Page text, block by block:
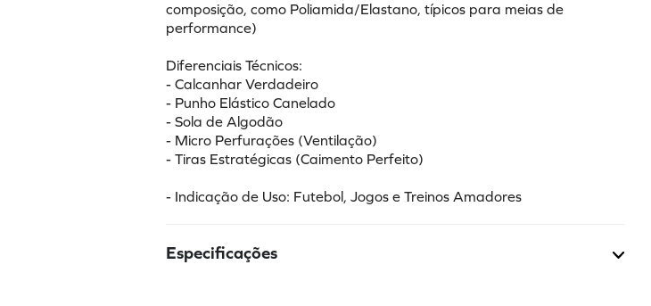
composição, como Poliamida/Elastano, típicos para meias de
performance)
Diferenciais Técnicos:
- Calcanhar Verdadeiro
- Punho Elástico Canelado
- Sola de Algodão
- Micro Perfurações (Ventilação)
- Tiras Estratégicas (Caimento Perfeito)
- Indicação de Uso: Futebol, Jogos e Treinos Amadores
Especificações